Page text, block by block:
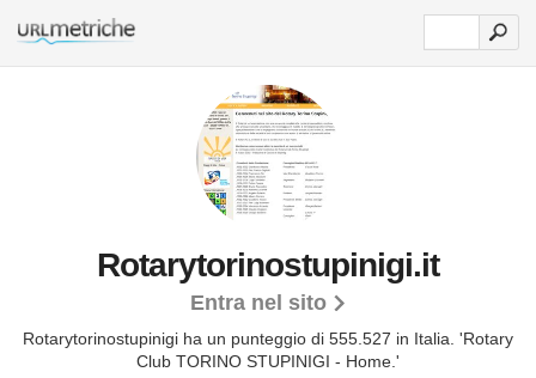
Rotarytorinostupinigi.it
Entra nel sito
Rotarytorinostupinigi ha un punteggio di 555.527 in Italia. 'Rotary
Club TORINO STUPINIGI - Home.'